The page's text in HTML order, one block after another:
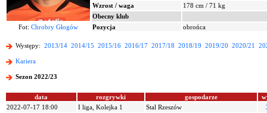
Wzrost / waga
178 cm / 71 kg
Obecny klub
Fot: Chrobry Głogów Pozycja obrońca
Występy: 2013/14 2014/15 2015/16 2016/17 2017/18 2018/19 2019/20 2020/21
Kariera
Sezon 2022/23
data rozgrywki gospodarze
2022-07-17 18:00
I liga, Kolejka 1 Stal Rzeszów